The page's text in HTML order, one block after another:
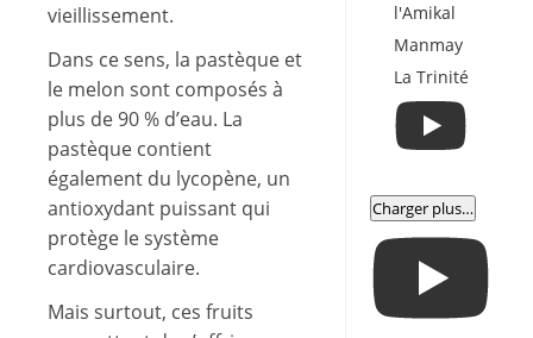
vieillissement.
Dans ce sens, la pastèque et
le melon sont composés à
plus de 90 % d’eau. La
pastèque contient
également du lycopène, un
antioxydant puissant qui
protège le système
cardiovasculaire.
Mais surtout, ces fruits
l'Amikal
Manmay
La Trinité
Charger plus…